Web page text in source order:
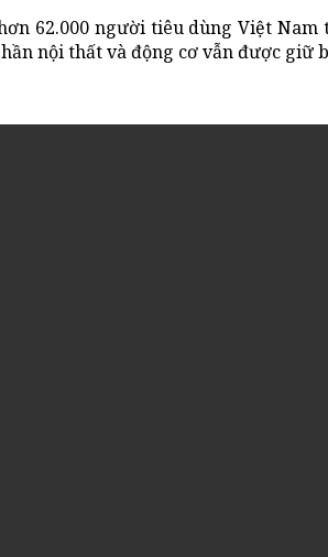
62.000 người tiêu dùng Việt
nội thất và động cơ vẫn được giữ